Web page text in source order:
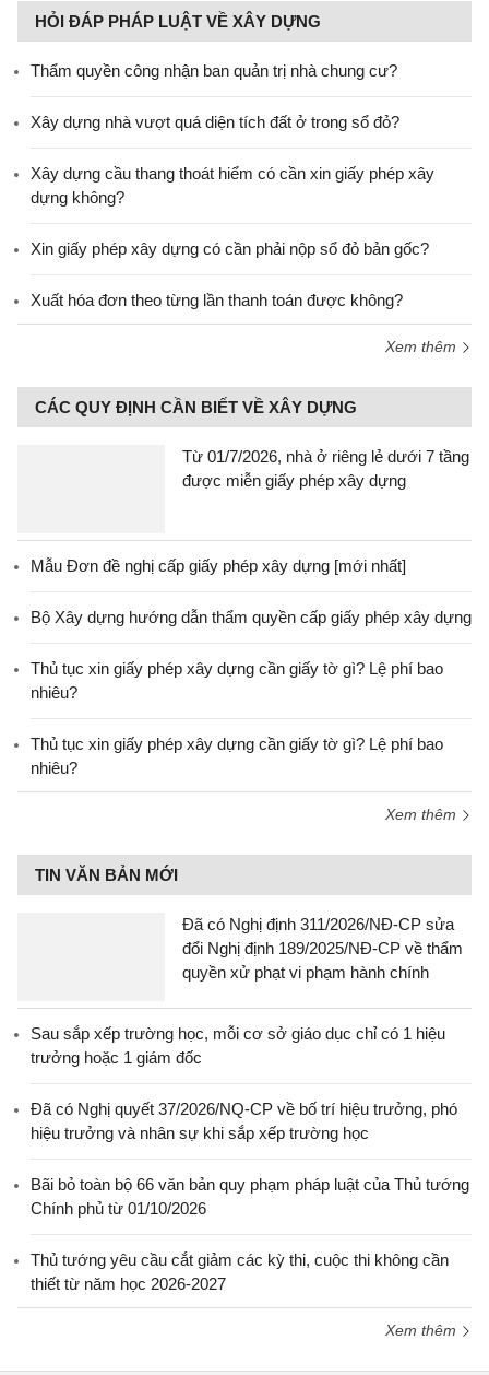
HỎI ĐÁP PHÁP LUẬT VỀ XÂY DỰNG
Thẩm quyền công nhận ban quản trị nhà chung cư?
Xây dựng nhà vượt quá diện tích đất ở trong sổ đỏ?
Xây dựng cầu thang thoát hiểm có cần xin giấy phép xây
dựng không?
Xin giấy phép xây dựng có cần phải nộp sổ đỏ bản gốc?
Xuất hóa đơn theo từng lần thanh toán được không?
Xem thêm
CÁC QUY ĐỊNH CẦN BIẾT VỀ XÂY DỰNG
Từ 01/7/2026, nhà ở riêng lẻ dưới 7 tầng
được miễn giấy phép xây dựng
Mẫu Đơn đề nghị cấp giấy phép xây dựng [mới nhất]
Bộ Xây dựng hướng dẫn thẩm quyền cấp giấy phép xây dựng
Thủ tục xin giấy phép xây dựng cần giấy tờ gì? Lệ phí bao
nhiêu?
Thủ tục xin giấy phép xây dựng cần giấy tờ gì? Lệ phí bao
nhiêu?
Xem thêm
TIN VĂN BẢN MỚI
Đã có Nghị định 311/2026/NĐ-CP sửa
đổi Nghị định 189/2025/NĐ-CP về thẩm
quyền xử phạt vi phạm hành chính
Sau sắp xếp trường học, mỗi cơ sở giáo dục chỉ có 1 hiệu
trưởng hoặc 1 giám đốc
Đã có Nghị quyết 37/2026/NQ-CP về bố trí hiệu trưởng, phó
hiệu trưởng và nhân sự khi sắp xếp trường học
Bãi bỏ toàn bộ 66 văn bản quy phạm pháp luật của Thủ tướng
Chính phủ từ 01/10/2026
Thủ tướng yêu cầu cắt giảm các kỳ thi, cuộc thi không cần
thiết từ năm học 2026-2027
Xem thêm